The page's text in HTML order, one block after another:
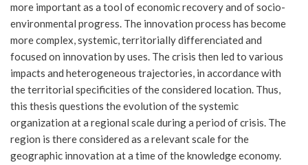
more important as a tool of economic recovery and of socio-
environmental progress. The innovation process has become
more complex, systemic, territorially differenciated and
focused on innovation by uses. The crisis then led to various
impacts and heterogeneous trajectories, in accordance with
the territorial specificities of the considered location. Thus,
this thesis questions the evolution of the systemic
organization at a regional scale during a period of crisis. The
region is there considered as a relevant scale for the
geographic innovation at a time of the knowledge economy.